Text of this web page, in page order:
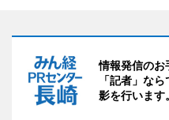
情報発信のお
「記者」な
影を行います。